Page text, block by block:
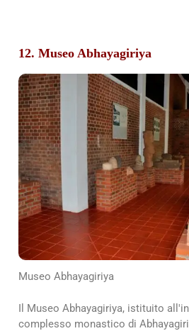
12. Museo Abhayagiriya
Museo Abhayagiriya
Il Museo Abhayagiriya, istituito
complesso monastico di